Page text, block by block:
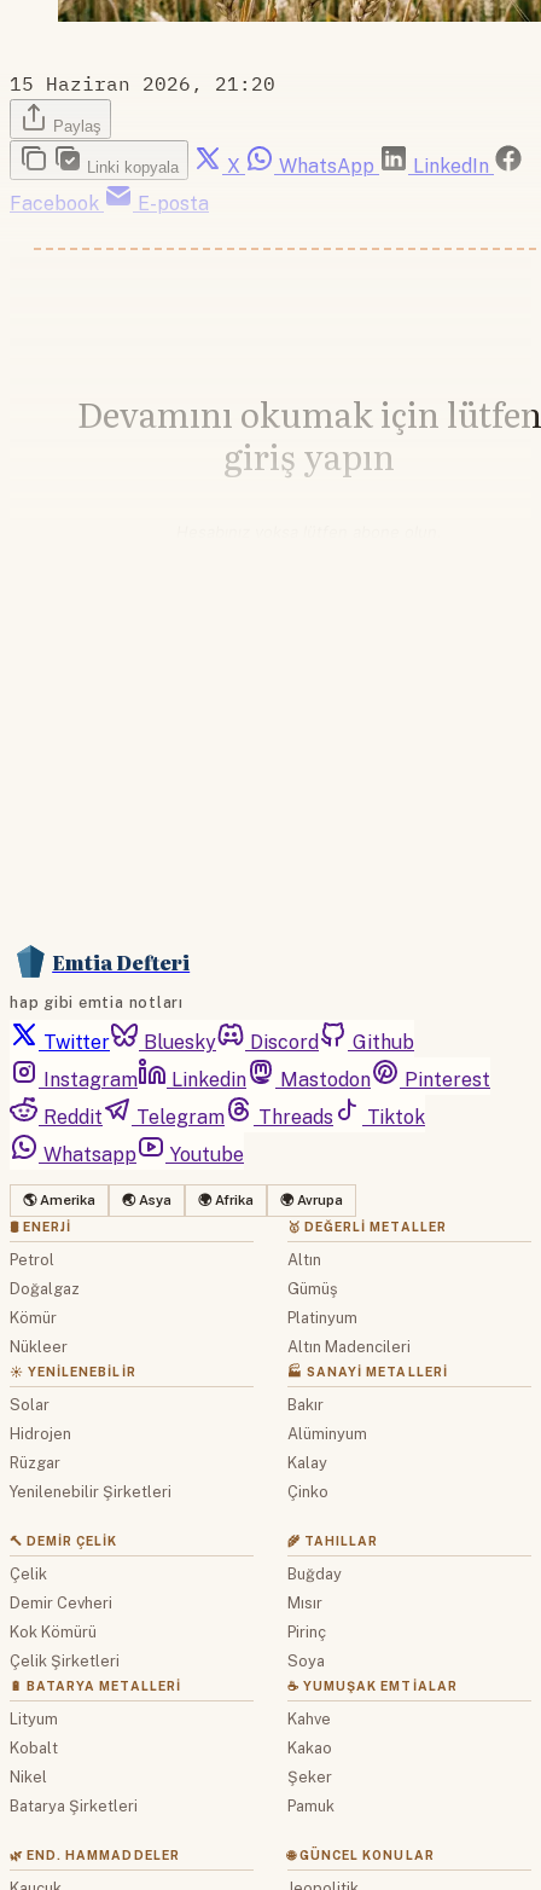
15 Haziran 2026, 21:20
Paylaş
Linki kopyala X WhatsApp
LinkedIn
Facebook
E-posta
Devamını okumak için lütfen
giriş yapın
Emtia Defteri
hap gibi emtia notları
Twitter Bluesky Discord
Github
Instagram
Linkedin Mastodon
Pinterest
Reddit
Telegram Threads
Tiktok
Whatsapp
Youtube
🌎 Amerika 🌏 Asya 🌍 Afrika 🌍 Avrupa
🛢 ENERJI
Petrol
Doğalgaz
Kömür
Nükleer
☀️ YENILENEBILIR
Solar
Hidrojen
Rüzgar
Yenilenebilir Şirketleri
🥇 DEĞERLI METALLER
Altın
Gümüş
Platinyum
Altın Madencileri
🏭 SANAYI METALLERI
Bakır
Alüminyum
Kalay
Çinko
🔨 DEMIR ÇELIK
Çelik
Demir Cevheri
Kok Kömürü
Çelik Şirketleri
🔋 BATARYA METALLERI
Lityum
Kobalt
Nikel
Batarya Şirketleri
🌾 TAHILLAR
Buğday
Mısır
Pirinç
Soya
☕ YUMUŞAK EMTIALAR
Kahve
Kakao
Şeker
Pamuk
🌿 END. HAMMADDELER 🌐 GÜNCEL KONULAR